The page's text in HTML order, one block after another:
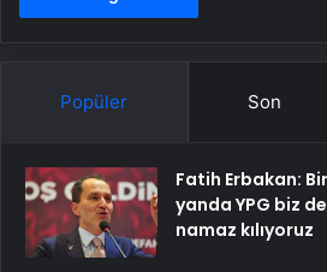
Popüler Son
Fatih Erbakan:
yanda YPG biz
namaz kılıyoruz